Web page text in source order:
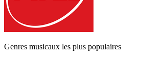
Genres musicaux les plus populaires